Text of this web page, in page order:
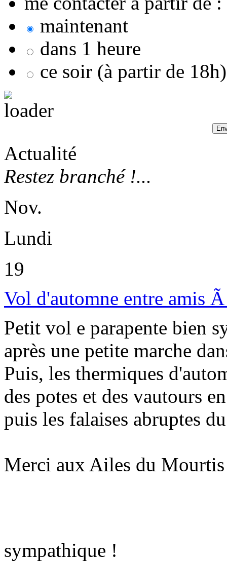
maintenant
dans 1 heure
ce soir (à partir de 18h)
Actualité
Restez branché !...
Nov.
Lundi
19
Vol d'automne entre amis
Petit vol e parapente bien
après une petite marche
Puis, les thermiques
des potes et des vautours
puis les falaises abruptes
Merci aux Ailes du
sympathique !